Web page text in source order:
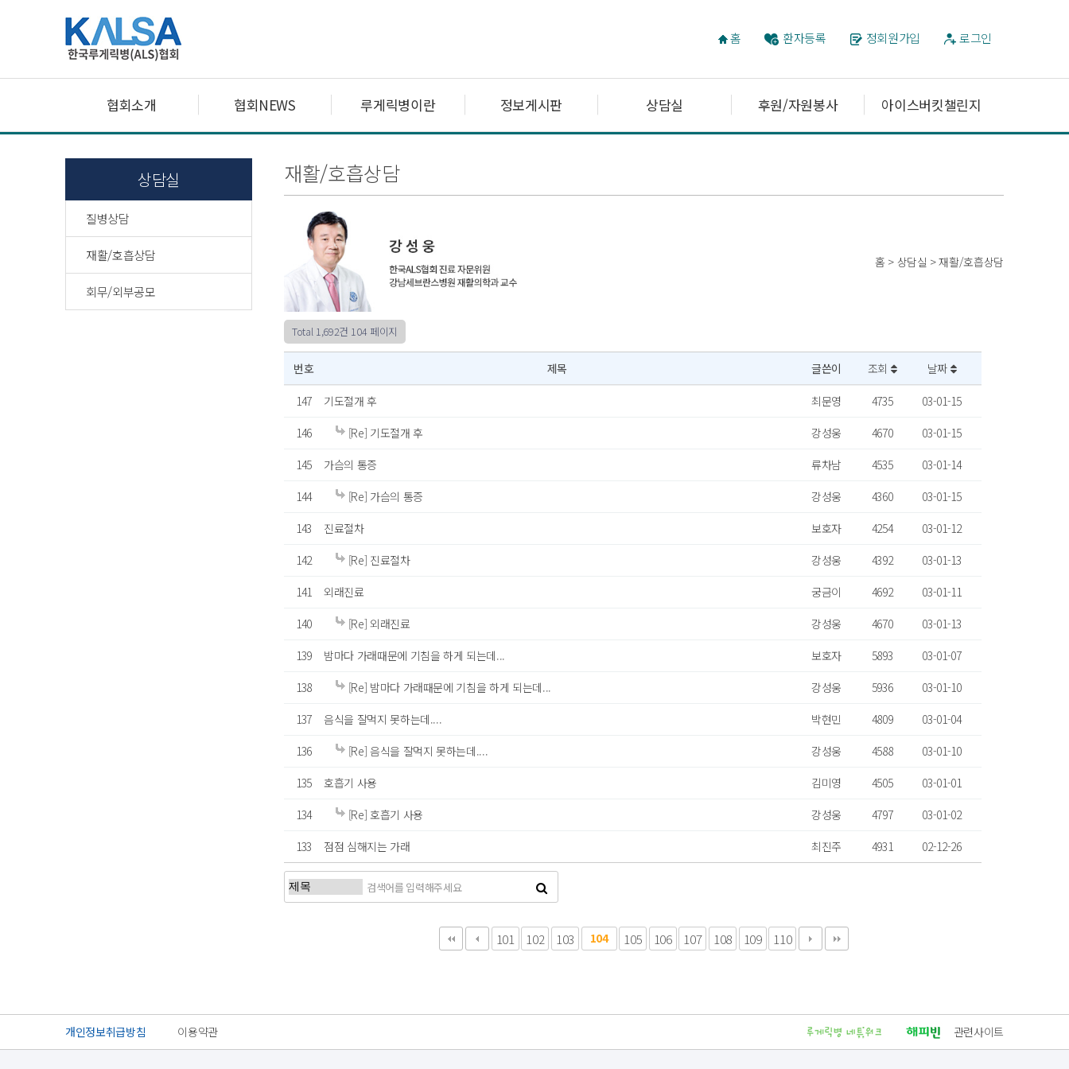
홈 환자등록 정회원가입 로그인
협회소개 협회NEWS 루게릭병이란 정보게시판 상담실 후원/자원봉사 아이스버킷챌린지
상담실
질병상담
재활/호흡상담
회무/외부공모
재활/호흡상담
홈 > 상담실 > 재활/호흡상담
Total 1,692건 104 페이지
번호 제목 글쓴이 조회 날짜
147 기도절개 후 최문영 4735
03-01-15
146
[Re] 기도절개 후 강성웅 4670
03-01-15
145
가슴의 통증 류차남 4535
03-01-14
144
[Re] 가슴의 통증 강성웅 4360
03-01-15
143
진료절차 보호자 4254
03-01-12
142
[Re] 진료절차 강성웅 4392
03-01-13
141
외래진료 궁금이 4692
03-01-11
140
[Re] 외래진료 강성웅 4670
03-01-13
139
밤마다 가래때문에 기침을 하게 되는데... 보호자 5893
03-01-07
138
[Re] 밤마다 가래때문에 기침을 하게 되는데... 강성웅 5936
03-01-10
137
음식을 잘먹지 못하는데.... 박현민 4809
03-01-04
136
[Re] 음식을 잘먹지 못하는데.... 강성웅 4588
03-01-10
135
호흡기 사용 김미영 4505
03-01-01
134
[Re] 호흡기 사용 강성웅 4797
03-01-02
133
점점 심해지는 가래 최진주 4931 02-12-26
101 102 103 104 105 106 107 108 109 110
맨끝
개인정보취급방침 이용약관 관련사이트